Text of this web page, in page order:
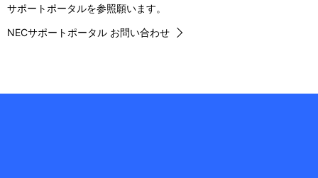
ま
サポートポータルを参照願います。
NECサポートポータル お問い合わせ